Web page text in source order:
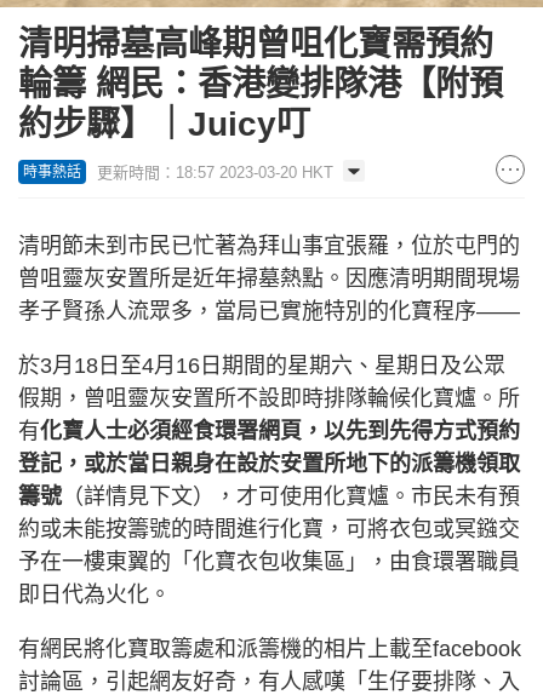
清明掃墓高峰期曾咀化寶需預約
輪籌 網民：香港變排隊港【附預
約步驟】｜Juicy叮
時事熱話 更新時間：18:57 2023-03-20 HKT
清明節未到市民已忙著為拜山事宜張羅，位於屯門的
曾咀靈灰安置所是近年掃墓熱點。因應清明期間現場
孝子賢孫人流眾多，當局已實施特別的化寶程序——
於3月18日至4月16日期間的星期六、星期日及公眾
假期，曾咀靈灰安置所不設即時排隊輪候化寶爐。所
有化寶人士必須經食環署網頁，以先到先得方式預約
登記，或於當日親身在設於安置所地下的派籌機領取
籌號（詳情見下文），才可使用化寶爐。市民未有預
約或未能按籌號的時間進行化寶，可將衣包或冥鏹交
予在一樓東翼的「化寶衣包收集區」，由食環署職員
即日代為火化。
有網民將化寶取籌處和派籌機的相片上載至facebook
討論區，引起網友好奇，有人感嘆「生仔要排隊、入